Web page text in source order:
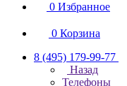
0 Избранное
0 Корзина
8 (495) 179-99-77
Назад
Телефоны